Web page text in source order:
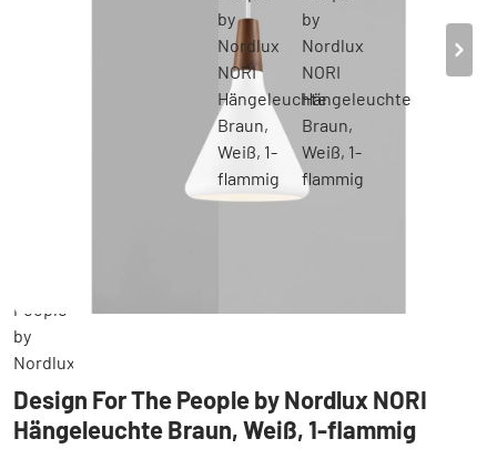
Design For The People by Nordlux NORI
Hängeleuchte Braun, Weiß, 1-flammig